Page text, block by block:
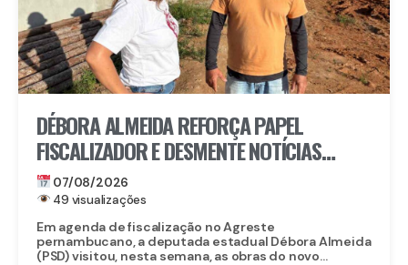
DÉBORA ALMEIDA REFORÇA PAPEL
FISCALIZADOR E DESMENTE NOTÍCIAS
FALSAS SOBRE OBRA DO CORPO DE
BOMBEIROS EM BELO JARDIM
07/08/2026
49 visualizações
Em agenda de fiscalização no Agreste
pernambucano, a deputada estadual Débora Almeida
(PSD) visitou, nesta semana, as obras do novo...